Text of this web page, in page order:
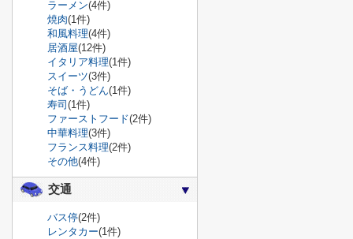
ラーメン(4件)
焼肉(1件)
和風料理(4件)
居酒屋(12件)
イタリア料理(1件)
スイーツ(3件)
そば・うどん(1件)
寿司 (1件)
ファーストフード(2件)
中華料理(3件)
フランス料理(2件)
その他(4件)
交通
バス停(2件)
レンタカー(1件)